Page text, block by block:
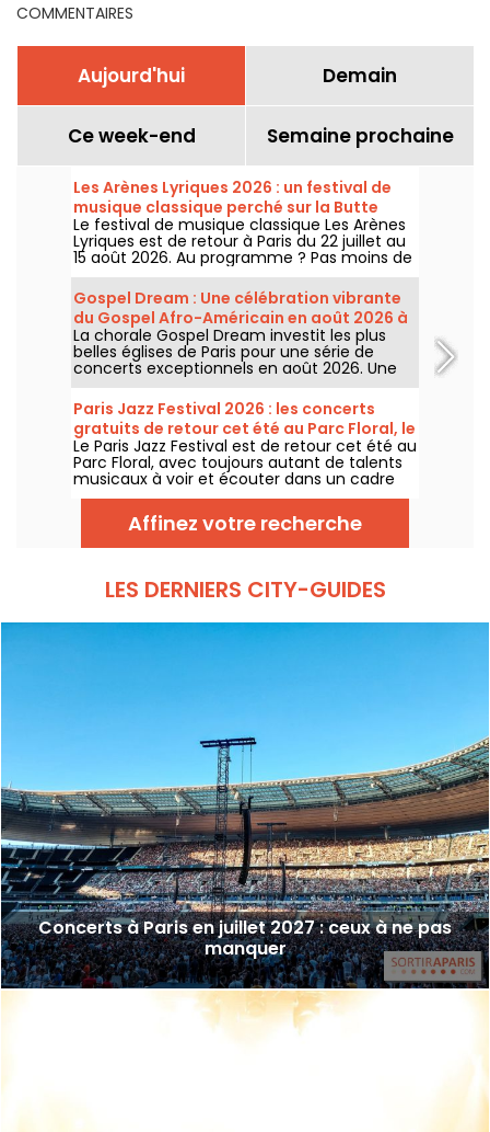
COMMENTAIRES
Aujourd'hui Demain
Ce week-end Semaine prochaine
Les Arènes Lyriques 2026 : un festival de
musique classique perché sur la Butte
Montmartre
Le festival de musique classique Les Arènes
Lyriques est de retour à Paris du 22 juillet au
15 août 2026. Au programme ? Pas moins de
16 concerts donnés au sein des Arènes de
Montmartre, un cadre idyllique pour écouter
les grands classiques.
Gospel Dream : Une célébration vibrante
du Gospel Afro-Américain en août 2026 à
Paris
La chorale Gospel Dream investit les plus
belles églises de Paris pour une série de
concerts exceptionnels en août 2026. Une
expérience musicale unique qui célèbre
l'espoir, l'unité et la résilience à travers les
chants authentiques de l'Église Afro-
Américaine.
Paris Jazz Festival 2026 : les concerts
gratuits de retour cet été au Parc Floral, le
programme
Le Paris Jazz Festival est de retour cet été au
Parc Floral, avec toujours autant de talents
musicaux à voir et écouter dans un cadre
bucolique. Voici le programme des concerts
gratuits à découvrir du 24 juin au 6
septembre 2026 !
Affinez votre recherche
LES DERNIERS CITY-GUIDES
Concerts à Paris en juillet 2027 : ceux à ne pas
manquer